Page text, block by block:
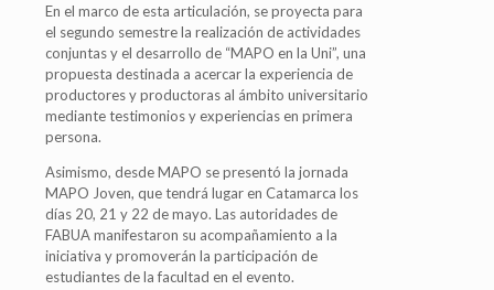
En el marco de esta articulación, se proyecta para
el segundo semestre la realización de actividades
conjuntas y el desarrollo de “MAPO en la Uni”, una
propuesta destinada a acercar la experiencia de
productores y productoras al ámbito universitario
mediante testimonios y experiencias en primera
persona.
Asimismo, desde MAPO se presentó la jornada
MAPO Joven, que tendrá lugar en Catamarca los
días 20, 21 y 22 de mayo. Las autoridades de
FABUA manifestaron su acompañamiento a la
iniciativa y promoverán la participación de
estudiantes de la facultad en el evento.